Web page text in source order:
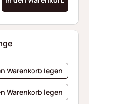
Warenkorb legen
Warenkorb legen